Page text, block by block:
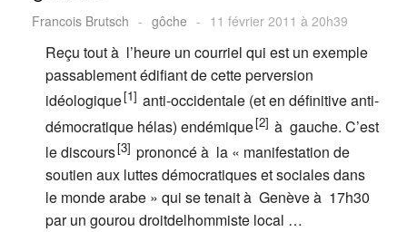
Francois Brutsch - gôche - 11 février 2011 à 20h39
Reçu tout à l’heure un courriel qui est un exemple
passablement édifiant de cette perversion
idéologique[1] anti-occidentale (et en définitive anti-
démocratique hélas) endémique[2] à gauche. C’est
le discours[3] prononcé à la « manifestation de
soutien aux luttes démocratiques et sociales dans
le monde arabe » qui se tenait à Genève à 17h30
par un gourou droitdelhommiste local …